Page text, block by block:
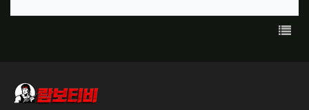
목록